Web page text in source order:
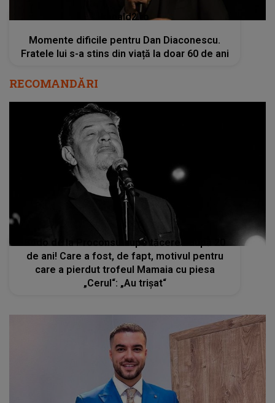
kanald2.ro
Momente dificile pentru Dan Diaconescu.
Fratele lui s-a stins din viață la doar 60 de ani
RECOMANDĂRI
Bodo de la Proconsul rupe tăcerea după 20
de ani! Care a fost, de fapt, motivul pentru
care a pierdut trofeul Mamaia cu piesa
„Cerul“: „Au trișat“